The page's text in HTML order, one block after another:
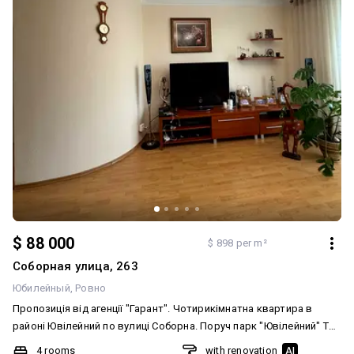
$ 88 000 $ 898 per m²
Соборная улица, 263
Юбилейный Ровно
Пропозиція від агенції "Гарант". Чотирикімнатна квартира в
районі Ювілейний по вулиці Соборна. Поруч парк "Ювілейний" Три
ізольованих кімнати ,площею 15.2 м.кв., 13.5 м.кв., 13.5 м.кв. Зал-
4 rooms
with renovation AI